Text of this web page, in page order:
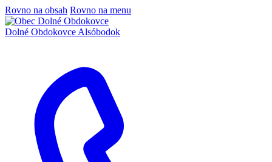
Rovno na obsah Rovno na menu
Dolné Obdokovce Alsóbodok